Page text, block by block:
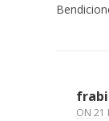
ON 21